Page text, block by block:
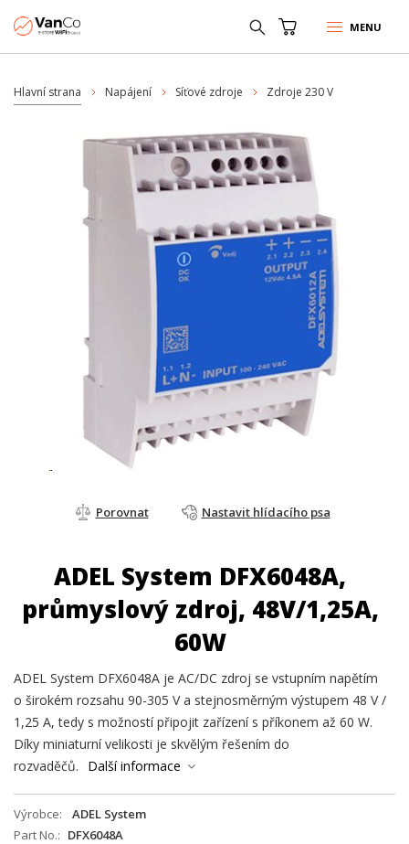
MENU
Hlavní strana Napájení Síťové zdroje Zdroje 230 V
Porovnat Nastavit hlídacího psa
ADEL System DFX6048A,
průmyslový zdroj, 48V/1,25A,
60W
ADEL System DFX6048A je AC/DC zdroj se vstupním napětím
o širokém rozsahu 90-305 V a stejnosměrným výstupem 48 V /
1,25 A, tedy s možností připojit zařízení s příkonem až 60 W.
Díky miniaturní velikosti je skvělým řešením do
rozvaděčů.
Další informace
Výrobce
ADEL System
Part No.
DFX6048A